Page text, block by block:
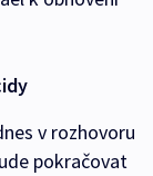
v rozhovoru
pokračovat